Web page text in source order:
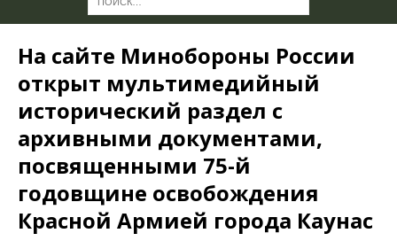
На сайте Минобороны России
открыт мультимедийный
исторический раздел с
архивными документами,
посвященными 75-й
годовщине освобождения
Красной Армией города Каунас